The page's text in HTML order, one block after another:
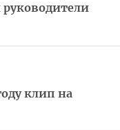
клип на